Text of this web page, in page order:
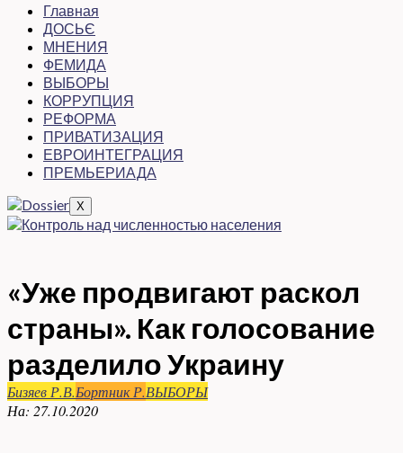
Главная
ДОСЬЄ
МНЕНИЯ
ФЕМИДА
ВЫБОРЫ
КОРРУПЦИЯ
РЕФОРМА
ПРИВАТИЗАЦИЯ
ЕВРОИНТЕГРАЦИЯ
ПРЕМЬЕРИАДА
X
«Уже продвигают раскол
страны». Как голосование
разделило Украину
Бизяев Р.В.Бортник Р.ВЫБОРЫ
На: 27.10.2020